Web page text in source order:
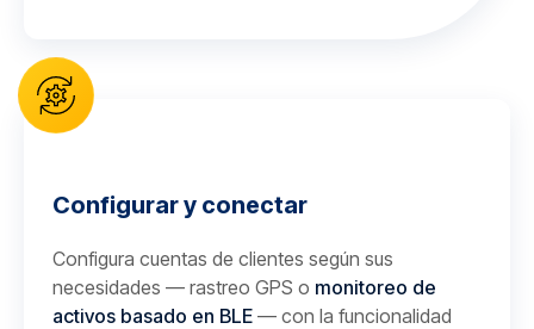
Configurar y conectar
Configura cuentas de clientes según sus
necesidades — rastreo GPS o monitoreo de
activos basado en BLE — con la funcionalidad